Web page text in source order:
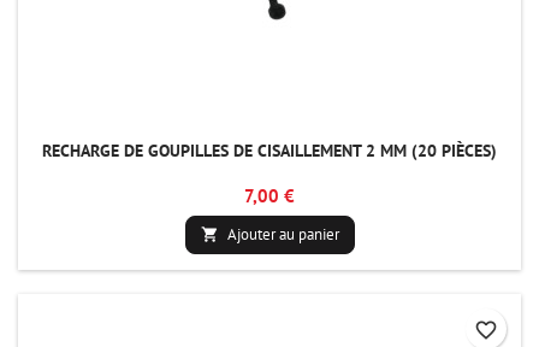
RECHARGE DE GOUPILLES DE CISAILLEMENT 2 MM (20 PIÈCES)
7,00 €
 Ajouter au panier
favorite_border